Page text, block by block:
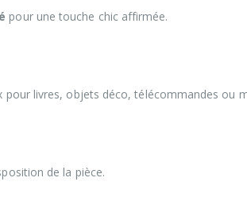
pour une touche chic affirmée.
livres, objets déco, télécommandes ou
de la pièce.